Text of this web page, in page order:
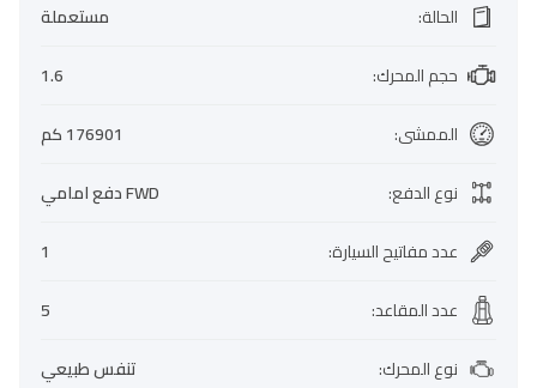
الحالة:
مستعملة
حجم المحرك:
1.6
الممشى:
176901 كم
نوع الدفع:
FWD دفع امامي
عدد مفاتيح السيارة:
1
عدد المقاعد:
5
نوع المحرك:
تنفس طبيعي